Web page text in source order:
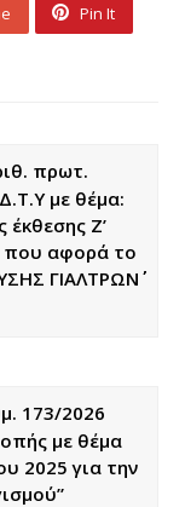
Pin It
πρωτ.
με θέμα:
Ζ’
που αφορά το
ΓΙΑΛΤΡΩΝ΄΄
173/2026
με θέμα
2025 για την